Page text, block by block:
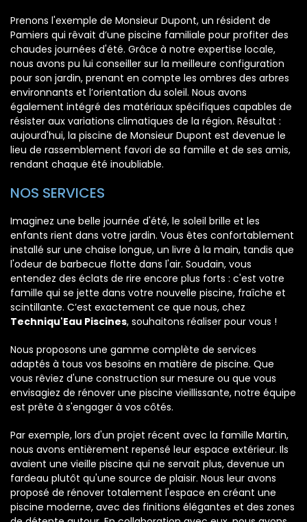
Prenons l'exemple de Monsieur Dupont, un résident de
Pamiers qui rêvait d’une piscine familiale pour profiter des
chaudes journées d'été. Grâce à notre expertise locale,
nous avons pu lui conseiller sur la meilleure configuration
pour son jardin, prenant en compte les ombres des arbres
environnants et l’orientation du soleil. Nous avons
également intégré des matériaux spécifiques capables de
résister aux variations climatiques de la région. Résultat :
aujourd'hui, la piscine de Monsieur Dupont est devenue le
lieu de rassemblement favori de sa famille et de ses amis,
rendant chaque été inoubliable.
NOS SERVICES
Imaginez une belle journée d'été, le soleil brille et les
enfants rient dans votre jardin. Vous êtes confortablement
installé sur une chaise longue, un livre à la main, tandis que
l'odeur de barbecue flotte dans l'air. Soudain, vous
entendez des éclats de rire encore plus forts : c'est votre
famille qui se jette dans votre nouvelle piscine, fraîche et
scintillante. C’est exactement ce que nous, chez
Techniqu'Eau Piscines, souhaitons réaliser pour vous !
Nous proposons une gamme complète de services
adaptés à tous vos besoins en matière de piscine. Que
vous rêviez d'une construction sur mesure ou que vous
envisagiez de rénover une piscine vieillissante, notre équipe
est prête à s'engager à vos côtés.
Par exemple, lors d'un projet récent avec la famille Martin,
nous avons entièrement repensé leur espace extérieur. Ils
avaient une vieille piscine qui ne servait plus, devenue un
fardeau plutôt qu'une source de plaisir. Nous leur avons
proposé de rénover totalement l'espace en créant une
piscine moderne, avec des finitions élégantes et des zones